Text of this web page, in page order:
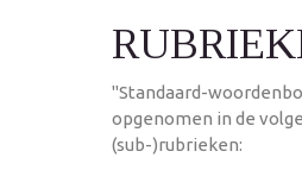
"Standaard-
opgenomen in de
(sub-)rubrieken: